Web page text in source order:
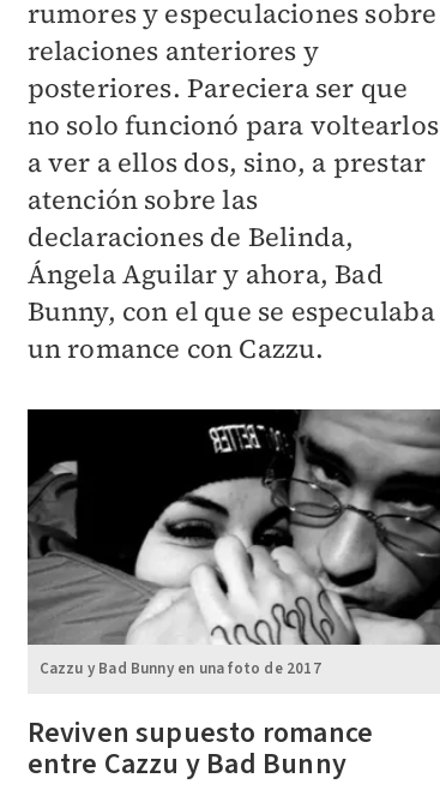
rumores y especulaciones sobre
relaciones anteriores y
posteriores. Pareciera ser que
no solo funcionó para voltearlos
a ver a ellos dos, sino, a prestar
atención sobre las
declaraciones de Belinda,
Ángela Aguilar y ahora, Bad
Bunny, con el que se especulaba
un romance con Cazzu.
Cazzu y Bad Bunny en una foto de 2017
Reviven supuesto romance
entre Cazzu y Bad Bunny